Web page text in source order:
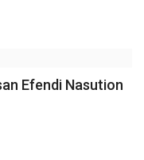
Efendi Nasution